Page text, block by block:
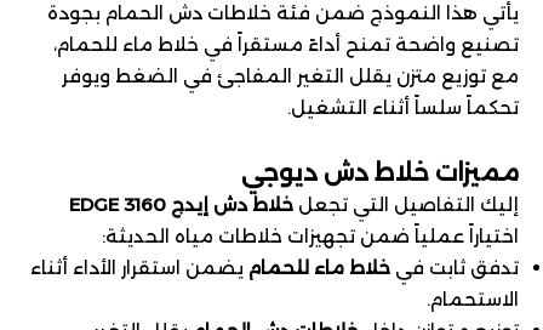
يأتي هذا النموذج ضمن فئة خلاطات دش الحمام بجودة
تصنيع واضحة تمنح أداءً مستقراً في خلاط ماء للحمام،
مع توزيع متزن يقلل التغير المفاجئ في الضغط ويوفر
تحكماً سلساً أثناء التشغيل.
مميزات خلاط دش ديوجي
إليك التفاصيل التي تجعل خلاط دش إيدج EDGE 3160
اختياراً عملياً ضمن تجهيزات خلاطات مياه الحديثة:
تدفق ثابت في خلاط ماء للحمام يضمن استقرار الأداء أثناء
الاستحمام.